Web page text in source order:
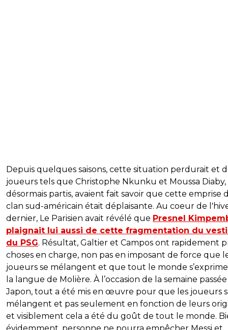
Depuis quelques saisons, cette situation perdurait et
joueurs tels que Christophe Nkunku et Moussa Diaby,
désormais partis, avaient fait savoir que cette emprise
clan sud-américain était déplaisante. Au coeur de
dernier, Le Parisien avait révélé que Presnel
plaignait lui aussi de cette fragmentation du
du PSG. Résultat, Galtier et Campos ont rapidement
choses en charge, non pas en imposant de force que
joueurs se mélangent et que tout le monde
la langue de Molière. À l’occasion de la semaine
Japon, tout a été mis en œuvre pour que les joueurs
mélangent et pas seulement en fonction de leurs
et visiblement cela a été du goût de tout le monde.